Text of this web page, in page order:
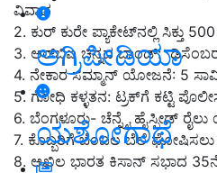
ಅಗ್ರಿಪೀಡಿಯಾ
ಯಶೋಗಾಥೆ
ವಿವಾದ
2. ಕುರ್‌ ಕುರೇ ಪ್ಯಾಕೇಟ್‌ನಲ್ಲಿ ಸಿಕ್ತು
3. ಆರ್‌ಬಿಐ ಚಿನ್ನದ ಬಾಂಡ್‌:
4. ನೇಕಾರ ಸಮ್ಮಾನ್‌ ಯೋಜನೆ: 5
5. ಗೋಧಿ ಕಳ್ಳತನ: ಟ್ರಕ್‌ಗೆ ಕಟ್ಟಿ
6. ಬೆಂಗಳೂರು- ಚೆನ್ನೈ ಹೈಸ್ಪೀಡ್‌
7. ಕೊಬ್ಬರಿಗೆ ಬೆಂಬಲ ಬೆಲೆ
8. ಅಖಿಲ ಭಾರತ ಕಿಸಾನ್ ಸಭಾದ